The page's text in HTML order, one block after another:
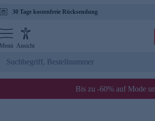
30 Tage kostenfreie Rücksendung
Menü Ansicht
Bis zu -60% auf Mode